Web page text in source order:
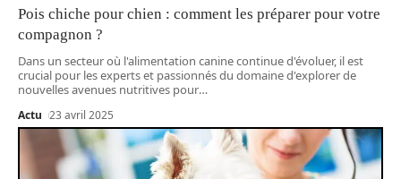
Pois chiche pour chien : comment les préparer pour votre
compagnon ?
Dans un secteur où l'alimentation canine continue d'évoluer, il est
crucial pour les experts et passionnés du domaine d'explorer de
nouvelles avenues nutritives pour…
Actu 23 avril 2025